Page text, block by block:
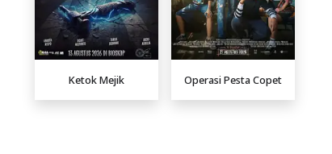
Ketok Mejik Operasi Pesta Copet